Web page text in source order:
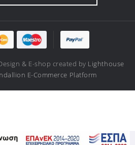
& E-shop created by Lighthouse
E-Commerce Platform